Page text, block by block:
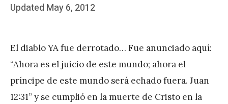
Posted
Updated May 6, 2012
b
J
A
P
El diablo YA fue derrotado… Fue anunciado aquí:
“Ahora es el juicio de este mundo; ahora el
príncipe de este mundo será echado fuera. Juan
12:31” y se cumplió en la muerte de Cristo en la